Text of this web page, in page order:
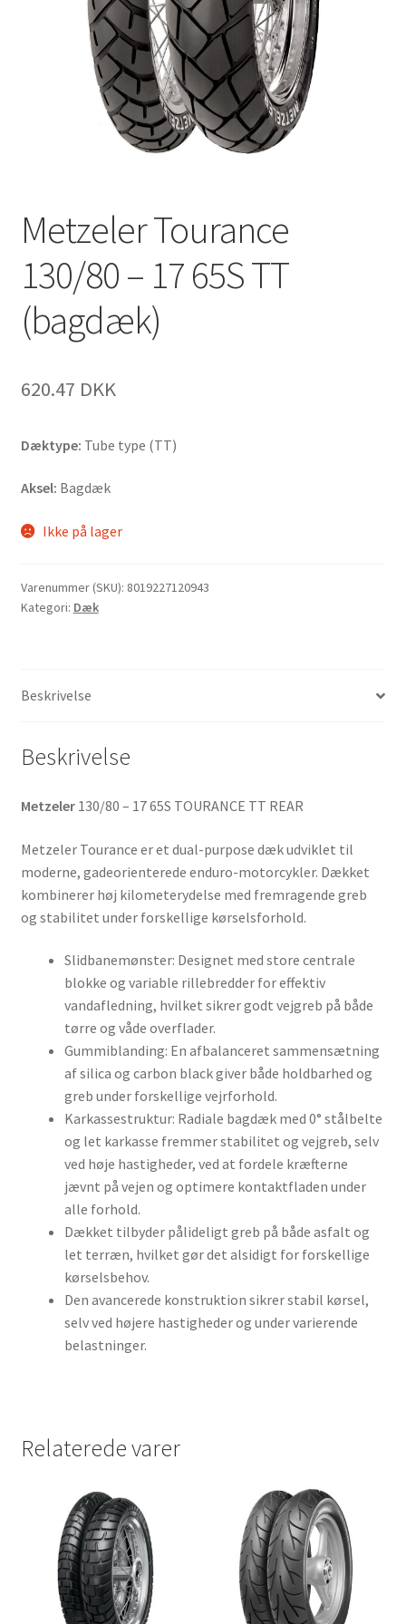
Metzeler Tourance
130/80 – 17 65S TT
(bagdæk)
620.47 DKK
Dæktype: Tube type (TT)
Aksel: Bagdæk
Ikke på lager
Varenummer (SKU): 8019227120943
Kategori: Dæk
Beskrivelse
Beskrivelse
Metzeler 130/80 – 17 65S TOURANCE TT REAR
Metzeler Tourance er et dual-purpose dæk udviklet til
moderne, gadeorienterede enduro-motorcykler. Dækket
kombinerer høj kilometerydelse med fremragende greb
og stabilitet under forskellige kørselsforhold.
Slidbanemønster: Designet med store centrale
blokke og variable rillebredder for effektiv
vandafledning, hvilket sikrer godt vejgreb på både
tørre og våde overflader.
Gummiblanding: En afbalanceret sammensætning
af silica og carbon black giver både holdbarhed og
greb under forskellige vejrforhold.
Karkassestruktur: Radiale bagdæk med 0° stålbelte
og let karkasse fremmer stabilitet og vejgreb, selv
ved høje hastigheder, ved at fordele kræfterne
jævnt på vejen og optimere kontaktfladen under
alle forhold.
Dækket tilbyder pålideligt greb på både asfalt og
let terræn, hvilket gør det alsidigt for forskellige
kørselsbehov.
Den avancerede konstruktion sikrer stabil kørsel,
selv ved højere hastigheder og under varierende
belastninger.
Relaterede varer